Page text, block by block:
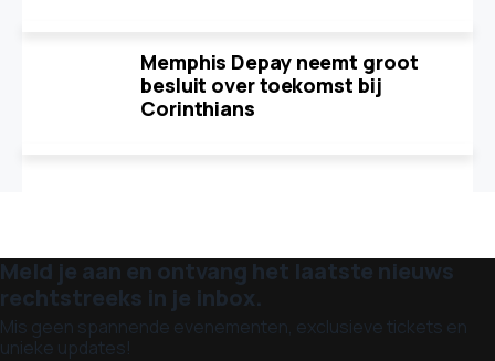
Memphis Depay neemt groot
besluit over toekomst bij
Corinthians
Meld je aan en ontvang het laatste nieuws
rechtstreeks in je inbox.
Mis geen spannende evenementen, exclusieve tickets en
unieke updates!